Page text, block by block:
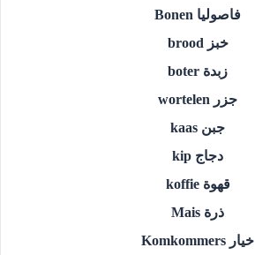
فاصوليا Bonen
خبز brood
زبدة boter
جزر wortelen
جبن kaas
دجاج kip
قهوة koffie
ذرة Mais
خيار Komkommers